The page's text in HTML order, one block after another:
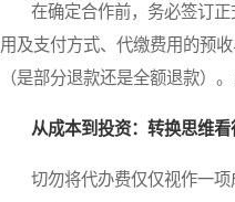
在确定合作前，务必签订正
用及支付方式、代缴费用的预
（是部分退款还是全额退款）
从成本到投资：转换思维
切勿将代办费仅仅视作一项